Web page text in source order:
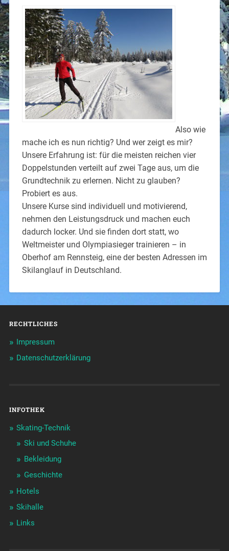
Also wie
mache ich es nun richtig? Und wer zeigt es mir?
Unsere Erfahrung ist: für die meisten reichen vier
Doppelstunden verteilt auf zwei Tage aus, um die
Grundtechnik zu erlernen. Nicht zu glauben?
Probiert es aus.
Unsere Kurse sind individuell und motivierend,
nehmen den Leistungsdruck und machen euch
dadurch locker. Und sie finden dort statt, wo
Weltmeister und Olympiasieger trainieren – in
Oberhof am Rennsteig, eine der besten Adressen im
Skilanglauf in Deutschland.
RECHTLICHES
Impressum
Datenschutzerklärung
INFOTHEK
Skating-Technik
Ski und Schuhe
Bekleidung
Geschichte
Hotels
Skihalle
Links